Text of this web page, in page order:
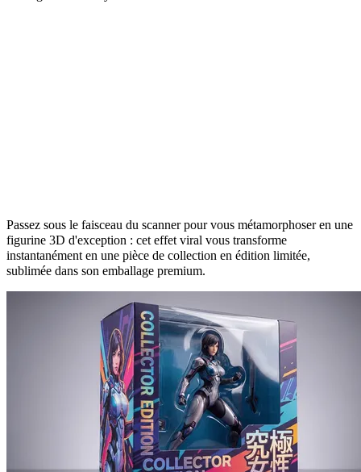
Passez sous le faisceau du scanner pour vous métamorphoser en une
figurine 3D d'exception : cet effet viral vous transforme
instantanément en une pièce de collection en édition limitée,
sublimée dans son emballage premium.